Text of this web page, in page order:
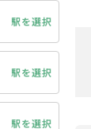
駅を選択
駅を選択
駅を選択